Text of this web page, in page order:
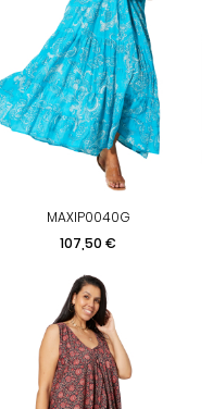
MAXIP0040G
Prix
107,50 €